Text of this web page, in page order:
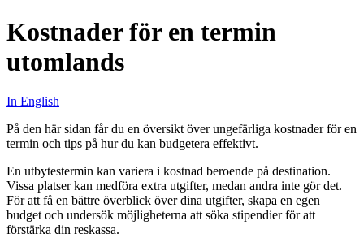
Kostnader för en termin
utomlands
In English
På den här sidan får du en översikt över ungefärliga kostnader för en
termin och tips på hur du kan budgetera effektivt.
En utbytestermin kan variera i kostnad beroende på destination.
Vissa platser kan medföra extra utgifter, medan andra inte gör det.
För att få en bättre överblick över dina utgifter, skapa en egen
budget och undersök möjligheterna att söka stipendier för att
förstärka din reskassa.